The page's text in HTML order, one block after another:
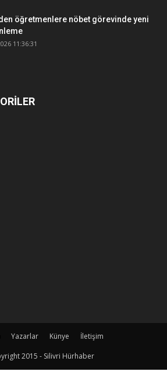
öğretmenlere nöbet görevinde yeni
11:36:31
Yazarlar Künye
İletişim
2015 - Silivri Hürhaber